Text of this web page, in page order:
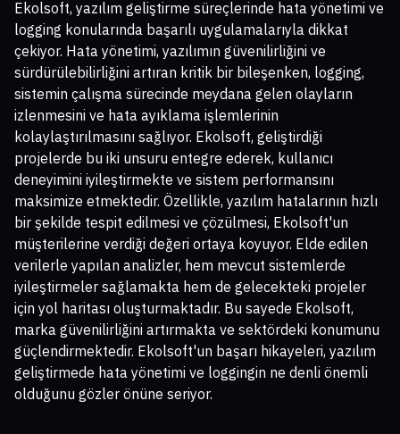
Ekolsoft, yazılım geliştirme süreçlerinde hata yönetimi ve
logging konularında başarılı uygulamalarıyla dikkat
çekiyor. Hata yönetimi, yazılımın güvenilirliğini ve
sürdürülebilirliğini artıran kritik bir bileşenken, logging,
sistemin çalışma sürecinde meydana gelen olayların
izlenmesini ve hata ayıklama işlemlerinin
kolaylaştırılmasını sağlıyor. Ekolsoft, geliştirdiği
projelerde bu iki unsuru entegre ederek, kullanıcı
deneyimini iyileştirmekte ve sistem performansını
maksimize etmektedir. Özellikle, yazılım hatalarının hızlı
bir şekilde tespit edilmesi ve çözülmesi, Ekolsoft'un
müşterilerine verdiği değeri ortaya koyuyor. Elde edilen
verilerle yapılan analizler, hem mevcut sistemlerde
iyileştirmeler sağlamakta hem de gelecekteki projeler
için yol haritası oluşturmaktadır. Bu sayede Ekolsoft,
marka güvenilirliğini artırmakta ve sektördeki konumunu
güçlendirmektedir. Ekolsoft'un başarı hikayeleri, yazılım
geliştirmede hata yönetimi ve loggingin ne denli önemli
olduğunu gözler önüne seriyor.